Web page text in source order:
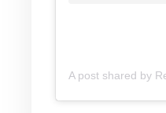
A post shared by